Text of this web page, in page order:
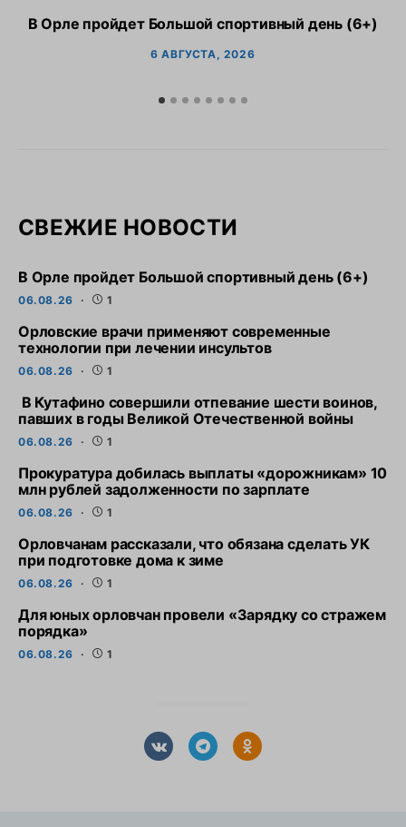
В Орле пройдет Большой спортивный день (6+)
6 АВГУСТА, 2026
СВЕЖИЕ НОВОСТИ
В Орле пройдет Большой спортивный день (6+)
06.08.26 1
Орловские врачи применяют современные
технологии при лечении инсультов
06.08.26 1
В Кутафино совершили отпевание шести воинов,
павших в годы Великой Отечественной войны
06.08.26 1
Прокуратура добилась выплаты «дорожникам» 10
млн рублей задолженности по зарплате
06.08.26 1
Орловчанам рассказали, что обязана сделать УК
при подготовке дома к зиме
06.08.26 1
Для юных орловчан провели «Зарядку со стражем
порядка»
06.08.26 1